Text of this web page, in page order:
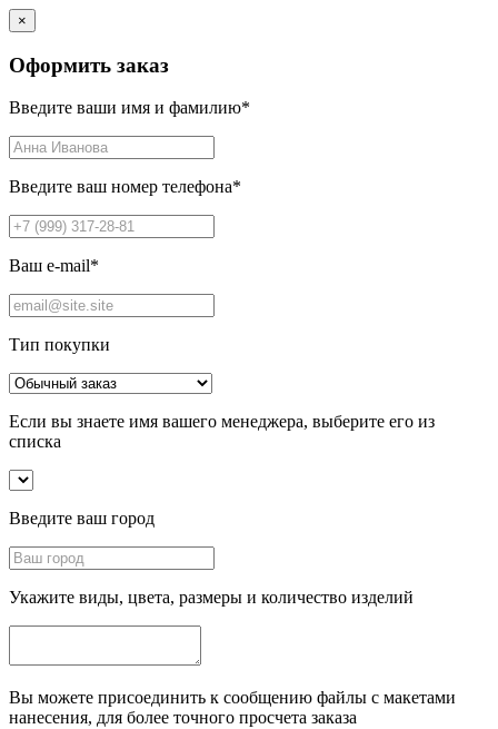
×
Оформить заказ
Введите ваши имя и фамилию*
Введите ваш номер телефона*
Ваш e-mail*
Тип покупки
Если вы знаете имя вашего менеджера, выберите его из
списка
Введите ваш город
Укажите виды, цвета, размеры и количество изделий
Вы можете присоединить к сообщению файлы с макетами
нанесения, для более точного просчета заказа